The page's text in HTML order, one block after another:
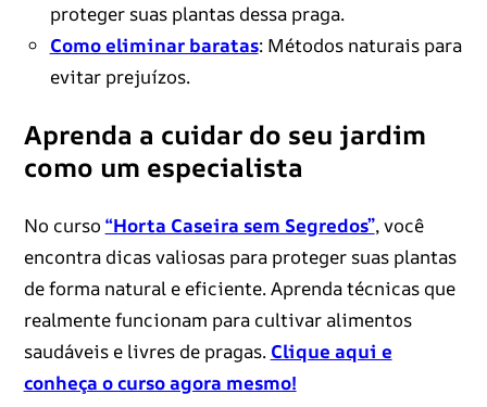
proteger suas plantas dessa praga.
Como eliminar baratas: Métodos naturais para
evitar prejuízos.
Aprenda a cuidar do seu jardim
como um especialista
No curso “Horta Caseira sem Segredos”, você
encontra dicas valiosas para proteger suas plantas
de forma natural e eficiente. Aprenda técnicas que
realmente funcionam para cultivar alimentos
saudáveis e livres de pragas. Clique aqui e
conheça o curso agora mesmo!